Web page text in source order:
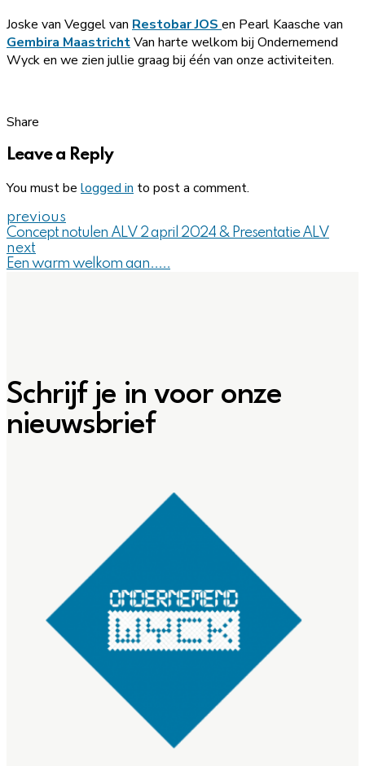
Joske van Veggel van Restobar JOS en Pearl Kaasche van
Gembira MaastrichtVan harte welkom bij Ondernemend
Wyck en we zien jullie graag bij één van onze activiteiten.
Share
Leave a Reply
You must be logged in to post a comment.
previous
Concept notulen ALV 2 april 2024 & Presentatie ALV
next
Een warm welkom aan.....
Schrijf je in voor onze
nieuwsbrief